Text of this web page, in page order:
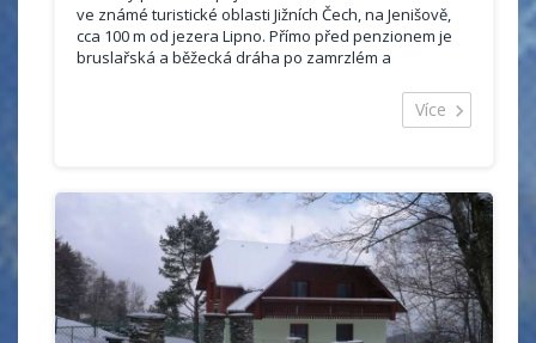
ve známé turistické oblasti Jižních Čech, na Jenišově,
cca 100 m od jezera Lipno. Přímo před penzionem je
bruslařská a běžecká dráha po zamrzlém a
Nabízíme Vám ubytování, případně se snídaní nebo
volejbalové kurty, sauna, solárium. V dosahu autem je
plavecký bazén, letní kino, diskotéka, bowling.
Více